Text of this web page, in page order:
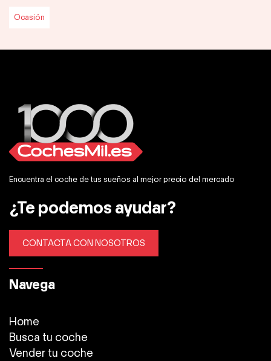
Ocasión
Encuentra el coche de tus sueños al mejor precio del mercado
¿Te podemos ayudar?
CONTACTA CON NOSOTROS
Navega
Home
Busca tu coche
Vender tu coche